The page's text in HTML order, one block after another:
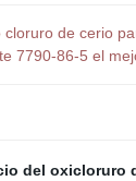
de cerio
7790-86-5 el
del oxicloruro